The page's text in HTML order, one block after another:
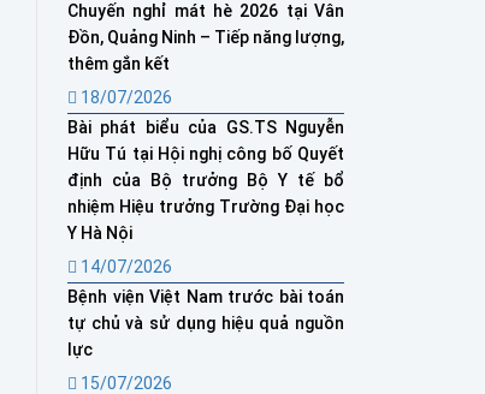
Chuyến nghỉ mát hè 2026 tại Vân
Đồn, Quảng Ninh – Tiếp năng lượng,
thêm gắn kết
18/07/2026
Bài phát biểu của GS.TS Nguyễn
Hữu Tú tại Hội nghị công bố Quyết
định của Bộ trưởng Bộ Y tế bổ
nhiệm Hiệu trưởng Trường Đại học
Y Hà Nội
14/07/2026
Bệnh viện Việt Nam trước bài toán
tự chủ và sử dụng hiệu quả nguồn
lực
15/07/2026